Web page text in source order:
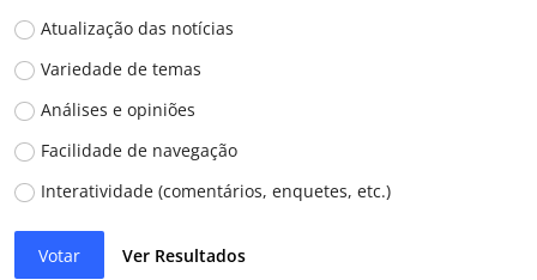
Atualização das notícias
Variedade de temas
Análises e opiniões
Facilidade de navegação
Interatividade (comentários, enquetes, etc.)
Votar Ver Resultados